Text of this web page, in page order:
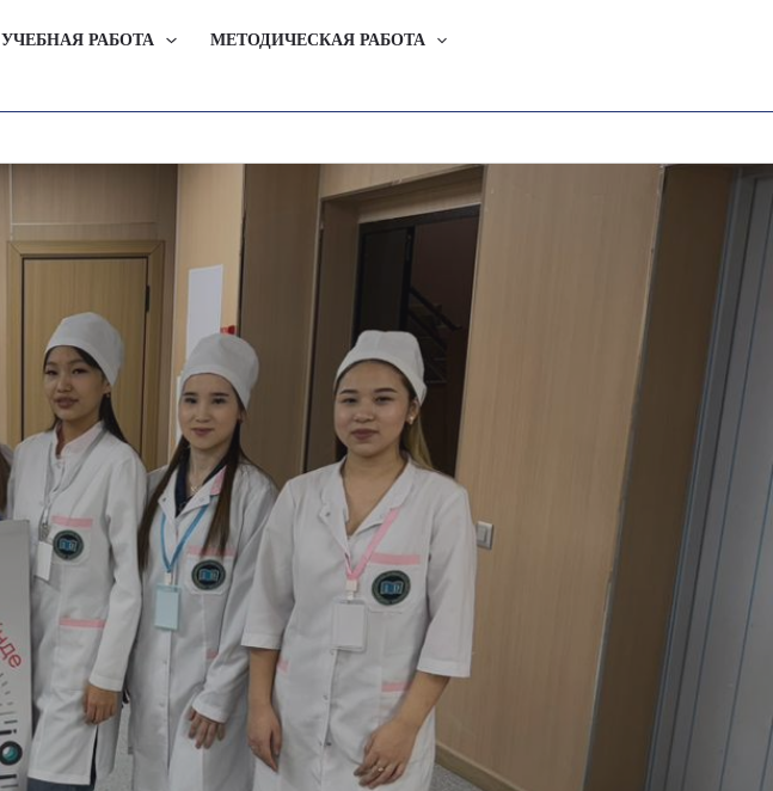
УЧЕБНАЯ РАБОТА
МЕТОДИЧЕСКАЯ РАБОТА